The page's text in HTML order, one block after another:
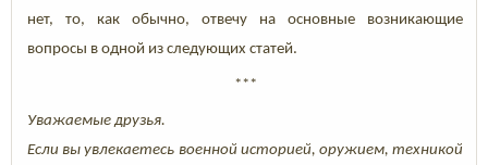
нет, то, как обычно, отвечу на основные возникающие
вопросы в одной из следующих статей.
***
Уважаемые друзья.
Если вы увлекаетесь военной историей, оружием, техникой